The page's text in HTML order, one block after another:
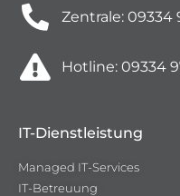
Zentrale: 09334
Hotline: 09334
IT-Dienstleistung
Managed IT-Services
IT-Betreuung